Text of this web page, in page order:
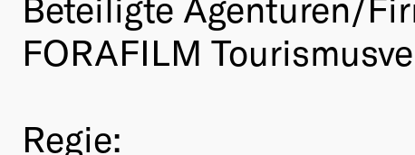
FORAFILM
Regie: